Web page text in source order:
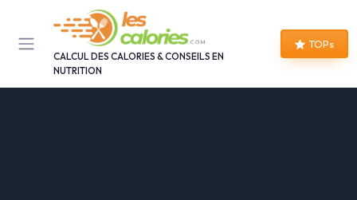
CALCUL DES CALORIES & CONSEILS EN
NUTRITION
TOPs
Panneau de gestion des cookies